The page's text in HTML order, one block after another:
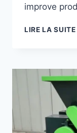
improve
LIRE LA SUITE